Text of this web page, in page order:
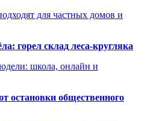
для частных домов и
горел склад леса-кругляка
школа, онлайн и
остановки общественного